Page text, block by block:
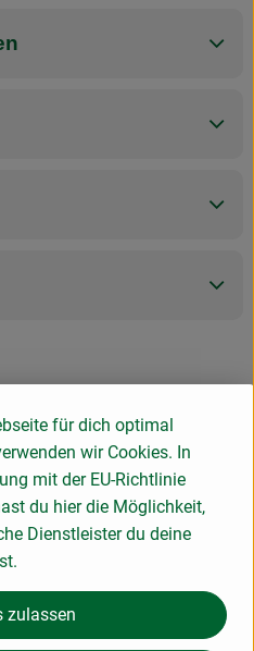
für dich optimal
wir Cookies. In
mit der EU-Richtlinie
du hier die Möglichkeit,
Dienstleister du deine
zulassen